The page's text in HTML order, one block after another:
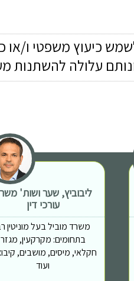
כיעוץ משפטי ו/או
עלולה להשתנות
ליבוביץ, שער ושות'
עורכי דין
משרד מוביל בעל מוניטין
בתחומים: מקרקעין, מגזר
חקלאי, מיסים, מושבים,
ועוד